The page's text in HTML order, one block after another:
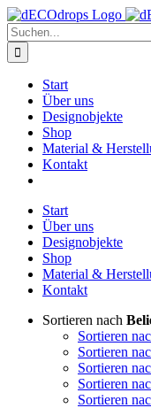
Zum
Inhalt
springen
Suche
nach:
Start
Über uns
Designobjekte
Shop
Material &
Kontakt
Start
Über uns
Designobjekte
Shop
Material &
Kontakt
Sortieren nach
Sortieren
Sortieren
Sortieren
Sortieren
Sortieren